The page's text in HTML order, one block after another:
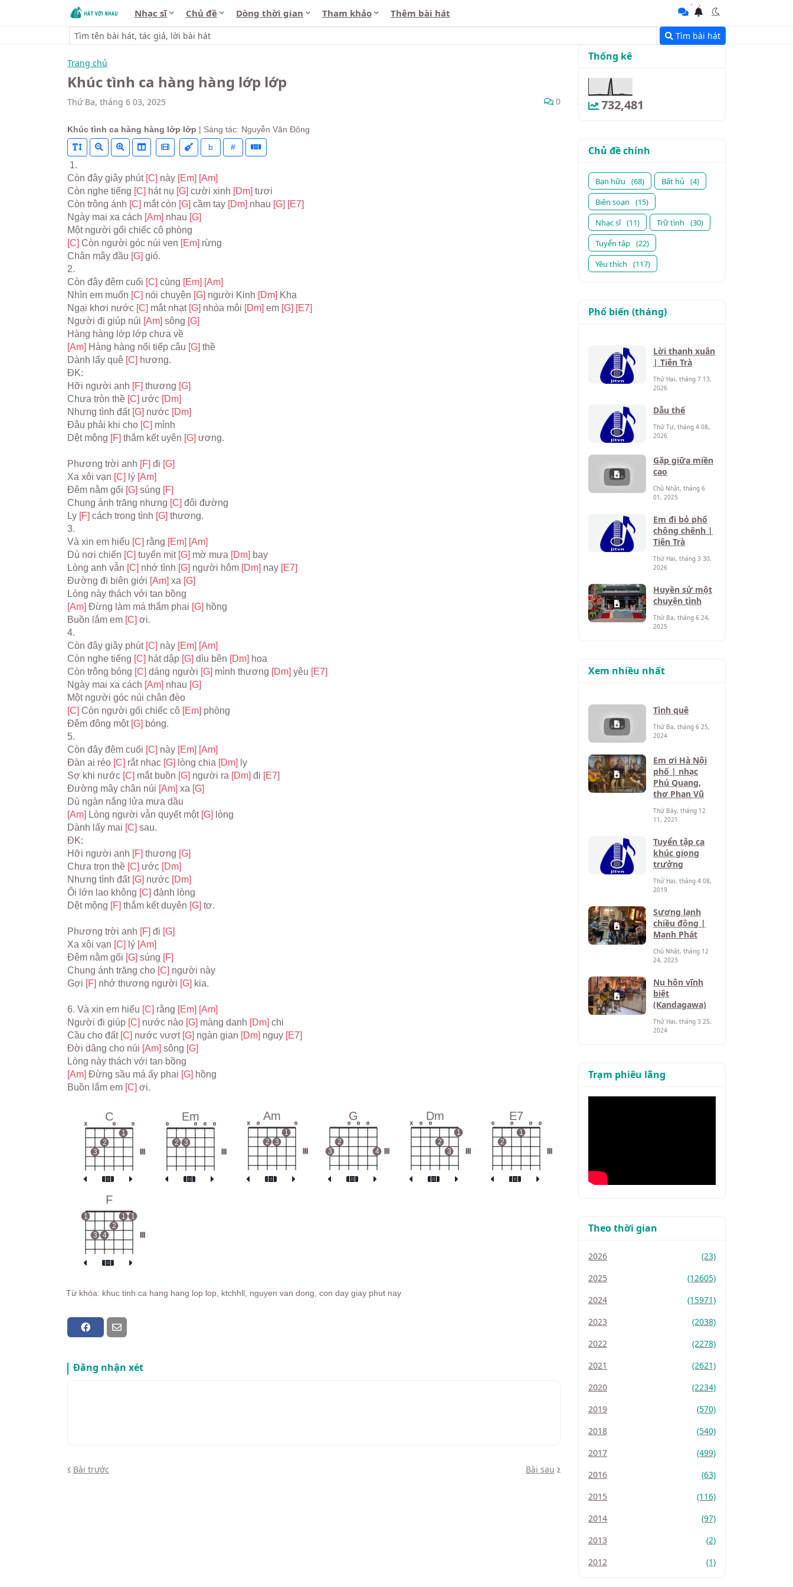
Nhạc sĩ Chủ đề Dòng thời gian Tham khảo Thêm bài hát
Tìm bài hát
Trang chủ
Khúc tình ca hàng hàng lớp lớp
Thứ Ba, tháng 6 03, 2025 0
Khúc tình ca hàng hàng lớp lớp | Sáng tác: Nguyễn Văn Đông
b
#
1.
Còn đây giây phút [C] này [Em] [Am]
Còn nghe tiếng [C] hát nụ [G] cười xinh [Dm] tươi
Còn trông ánh [C] mắt còn [G] cầm tay [Dm] nhau [G] [E7]
Ngày mai xa cách [Am] nhau [G]
Một người gối chiếc cô phòng
[C] Còn người góc núi ven [Em] rừng
Chân mây đầu [G] gió.
2.
Còn đây đêm cuối [C] cùng [Em] [Am]
Nhìn em muốn [C] nói chuyện [G] người Kinh [Dm] Kha
Ngại khơi nước [C] mắt nhạt [G] nhòa môi [Dm] em [G] [E7]
Người đi giúp núi [Am] sông [G]
Hàng hàng lớp lớp chưa về
[Am] Hàng hàng nối tiếp câu [G] thề
Dành lấy quê [C] hương.
ĐK:
Hỡi người anh [F] thương [G]
Chưa tròn thề [C] ước [Dm]
Nhưng tình đất [G] nước [Dm]
Đâu phải khi cho [C] mình
Dệt mộng [F] thắm kết uyên [G] ương.
Phương trời anh [F] đi [G]
Xa xôi vạn [C] lý [Am]
Đêm nằm gối [G] súng [F]
Chung ánh trăng nhưng [C] đôi đường
Ly [F] cách trong tình [G] thương.
3.
Và xin em hiểu [C] rằng [Em] [Am]
Dù nơi chiến [C] tuyến mịt [G] mờ mưa [Dm] bay
Lòng anh vẫn [C] nhớ tình [G] người hôm [Dm] nay [E7]
Đường đi biên giới [Am] xa [G]
Lòng này thách với tan bồng
[Am] Đừng làm má thắm phai [G] hồng
Buồn lắm em [C] ơi.
4.
Còn đây giây phút [C] này [Em] [Am]
Còn nghe tiếng [C] hát dập [G] dìu bên [Dm] hoa
Còn trông bóng [C] dáng người [G] mình thương [Dm] yêu [E7]
Ngày mai xa cách [Am] nhau [G]
Một người góc núi chân đèo
[C] Còn người gối chiếc cô [Em] phòng
Đêm đông một [G] bóng.
5.
Còn đây đêm cuối [C] này [Em] [Am]
Đàn ai réo [C] rắt nhạc [G] lòng chia [Dm] ly
Sợ khi nước [C] mắt buồn [G] người ra [Dm] đi [E7]
Đường mây chân núi [Am] xa [G]
Dù ngàn nắng lửa mưa dầu
[Am] Lòng người vẫn quyết một [G] lòng
Dành lấy mai [C] sau.
ĐK:
Hỡi người anh [F] thương [G]
Chưa trọn thề [C] ước [Dm]
Nhưng tình đất [G] nước [Dm]
Ôi lớn lao không [C] đành lòng
Dệt mộng [F] thắm kết duyên [G] tơ.
Phương trời anh [F] đi [G]
Xa xôi vạn [C] lý [Am]
Đêm nằm gối [G] súng [F]
Chung ánh trăng cho [C] người này
Gợi [F] nhớ thương người [G] kia.
6. Và xin em hiểu [C] rằng [Em] [Am]
Người đi giúp [C] nước nào [G] màng danh [Dm] chi
Cầu cho đất [C] nước vượt [G] ngàn gian [Dm] nguy [E7]
Đời dâng cho núi [Am] sông [G]
Lòng này thách với tan bồng
[Am] Đừng sầu má ấy phai [G] hồng
Buồn lắm em [C] ơi.
C
x
3
2
o
1
o
Em
o
2 3
o o o
Am
x o
2 3
1
o
G
3
2
o o o
4
Dm
x o o
2
3
1
E7
o
2
o
1
o o
F
1
3 4
2
1 1
Từ khóa: khuc tinh ca hang hang lop lop, ktchhll, nguyen van dong, con day giay phut nay
Đăng nhận xét
Bài trước Bài sau
Thống kê
732,481
Chủ đề chính
Bạn hữu (68) Bất hủ
(4)
Biên soạn
(15)
Nhạc sĩ (11) Trữ tình
(30)
Tuyển tập (22)
Yêu thích
(117)
Phổ biến (tháng)
Lời thanh xuân
| Tiên Trà
Thứ Hai, tháng 7 13,
2026
Dẫu thế
Thứ Tư, tháng 4 08,
2026
Gặp giữa miền
cao
Chủ Nhật, tháng 6
01, 2025
Em đi bỏ phố
chông chênh |
Tiên Trà
Thứ Hai, tháng 3 30,
2026
Huyền sử một
chuyện tình
Thứ Ba, tháng 6 24,
2025
Xem nhiều nhất
Tình quê
Thứ Ba, tháng 6 25,
2024
Em ơi Hà Nội
phố | nhạc
Phú Quang,
thơ Phan Vũ
Thứ Bảy, tháng 12
11, 2021
Tuyển tập ca
khúc giọng
trưởng
Thứ Hai, tháng 4 08,
2019
Sương lạnh
chiều đông |
Mạnh Phát
Chủ Nhật, tháng 12
24, 2023
Nụ hôn vĩnh
biệt
(Kandagawa)
Thứ Hai, tháng 3 25,
2024
Trạm phiêu lãng
Theo thời gian
2026
(23)
2025
(12605)
2024
(15971)
2023
(2038)
2022
(2278)
2021
(2621)
2020
(2234)
2019
(570)
2018
(540)
2017
(499)
2016
(63)
2015
(116)
2014
(97)
2013
(2)
2012
(1)